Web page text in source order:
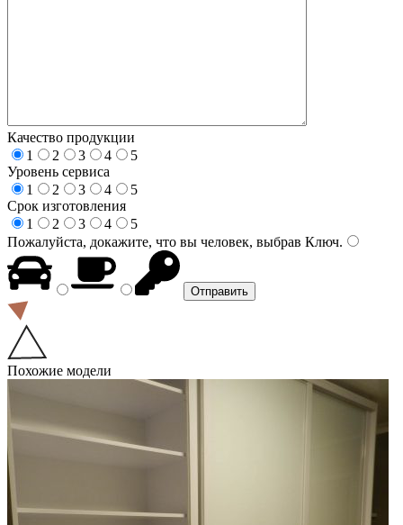
Качество продукции
1
2 3 4
5
Уровень сервиса
1
2 3 4
5
Срок изготовления
1
2 3 4
5
Пожалуйста, докажите, что вы человек, выбрав Ключ.
Похожие модели